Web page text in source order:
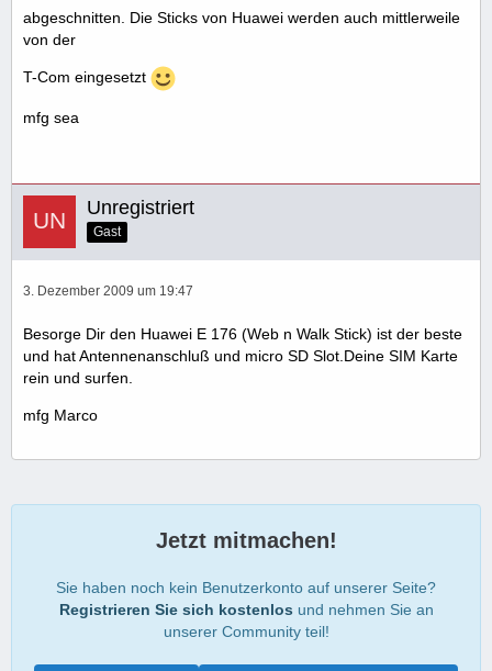
abgeschnitten. Die Sticks von Huawei werden auch mittlerweile
von der
T-Com eingesetzt
mfg sea
Unregistriert
Gast
3. Dezember 2009 um 19:47
Besorge Dir den Huawei E 176 (Web n Walk Stick) ist der beste
und hat Antennenanschluß und micro SD Slot.Deine SIM Karte
rein und surfen.
mfg Marco
Jetzt mitmachen!
Sie haben noch kein Benutzerkonto auf unserer Seite?
Registrieren Sie sich kostenlos und nehmen Sie an
unserer Community teil!